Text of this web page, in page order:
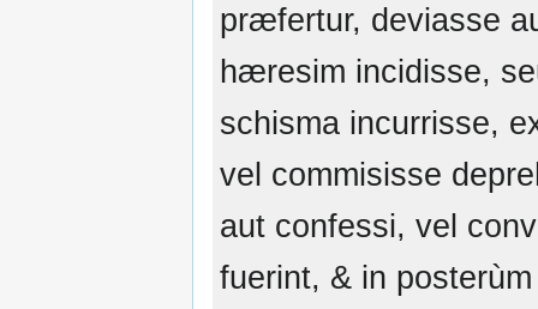
præfertur, deviasse
hæresim incidisse,
schisma incurrisse,
vel commisisse
aut confessi, vel
fuerint, & in posterùm